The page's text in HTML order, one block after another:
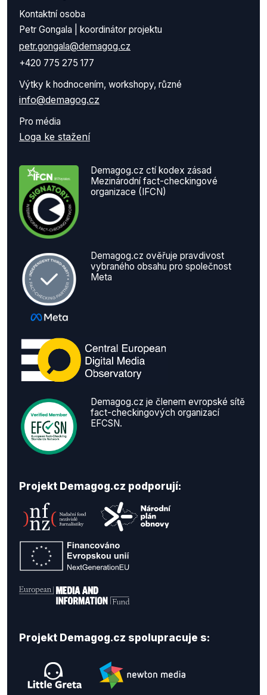
Kontaktní osoba
Petr Gongala | koordinátor projektu
petr.gongala@demagog.cz
+420 775 275 177
Výtky k hodnocením, workshopy, různé
info@demagog.cz
Pro média
Loga ke stažení
Demagog.cz ctí kodex zásad
Mezinárodní fact-checkingové
organizace (IFCN)
Demagog.cz ověřuje pravdivost
vybraného obsahu pro společnost
Meta
Demagog.cz je členem evropské sítě
fact-checkingových organizací
EFCSN.
Projekt Demagog.cz podporují:
Projekt Demagog.cz spolupracuje s: